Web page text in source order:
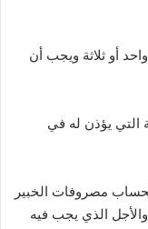
أو ثلاثة ويجب أن
التي يؤذن له في
لحساب مصروفات الخبير
والأجل الذي يجب فيه